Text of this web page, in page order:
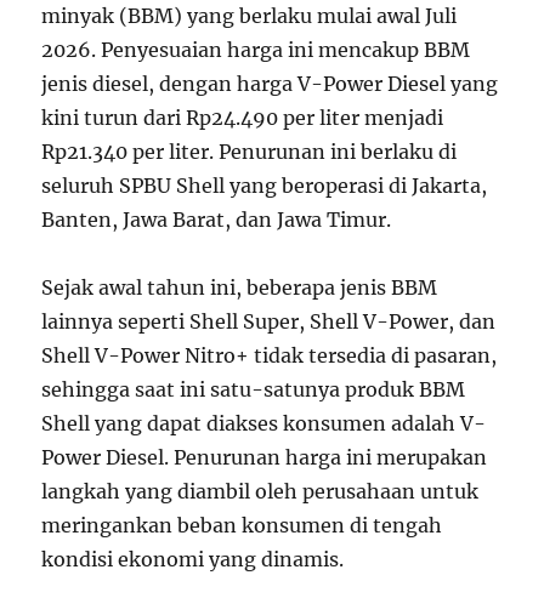
minyak (BBM) yang berlaku mulai awal Juli
2026. Penyesuaian harga ini mencakup BBM
jenis diesel, dengan harga V-Power Diesel yang
kini turun dari Rp24.490 per liter menjadi
Rp21.340 per liter. Penurunan ini berlaku di
seluruh SPBU Shell yang beroperasi di Jakarta,
Banten, Jawa Barat, dan Jawa Timur.
Sejak awal tahun ini, beberapa jenis BBM
lainnya seperti Shell Super, Shell V-Power, dan
Shell V-Power Nitro+ tidak tersedia di pasaran,
sehingga saat ini satu-satunya produk BBM
Shell yang dapat diakses konsumen adalah V-
Power Diesel. Penurunan harga ini merupakan
langkah yang diambil oleh perusahaan untuk
meringankan beban konsumen di tengah
kondisi ekonomi yang dinamis.